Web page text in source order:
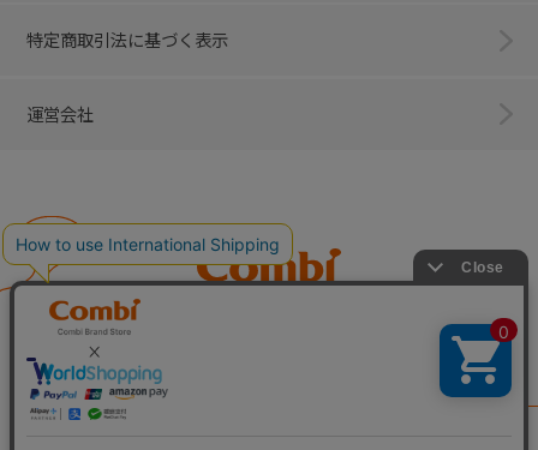
特定商取引法に基づく表示
運営会社